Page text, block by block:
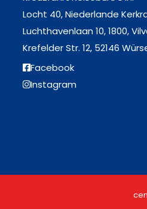
Locht 40, Niederlande
Luchthavenlaan 10, 1800,
Krefelder Str. 12, 52146
Facebook
Instagram